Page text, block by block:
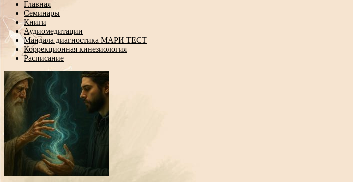
Перейти
содержанию
Главная
Семинары
Книги
Аудиомедитации
Мандала диагностика МАРИ ТЕСТ
Коррекционная кинезиология
Расписание